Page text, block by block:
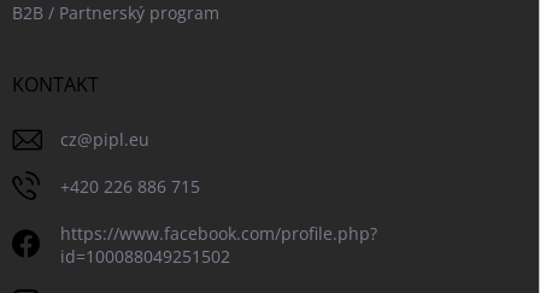
B2B / Partnerský program
KONTAKT
cz@pipl.eu
+420 226 886 715
https://www.facebook.com/profile.php?
id=100088049251502